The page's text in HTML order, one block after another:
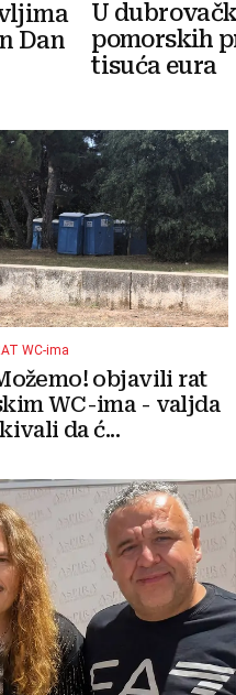
Dan
U
pomorskih
tisuća eura
WC-ima
objavili rat
WC-ima - valjda
da ć...